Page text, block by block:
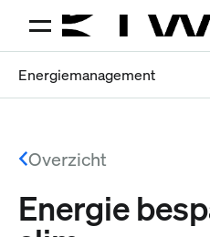
Energiemanagement
Overzicht
Energie